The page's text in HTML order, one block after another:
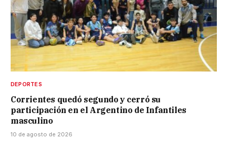
DEPORTES
Corrientes quedó segundo y cerró su
participación en el Argentino de Infantiles
masculino
10 de agosto de 2026